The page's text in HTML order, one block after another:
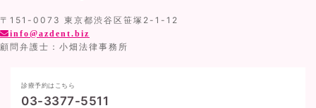
〒151-0073 東京都渋谷区笹塚2-1-12
info@azdent.biz
顧問弁護士：小畑法律事務所
診療予約はこちら
03-3377-5511